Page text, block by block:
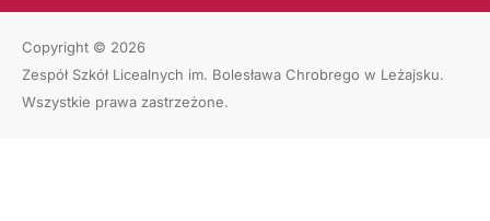
Copyright © 2026
Zespół Szkół Licealnych im. Bolesława Chrobrego w Leżajsku.
Wszystkie prawa zastrzeżone.